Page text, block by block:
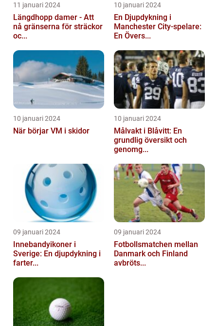
11 januari 2024
Längdhopp damer - Att
nå gränserna för sträckor
oc...
10 januari 2024
En Djupdykning i
Manchester City-spelare:
En Övers...
10 januari 2024
När börjar VM i skidor
10 januari 2024
Målvakt i Blåvitt: En
grundlig översikt och
genomg...
09 januari 2024
Innebandyikoner i
Sverige: En djupdykning i
farter...
09 januari 2024
Fotbollsmatchen mellan
Danmark och Finland
avbröts...